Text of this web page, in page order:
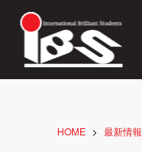
HOME 最新情報